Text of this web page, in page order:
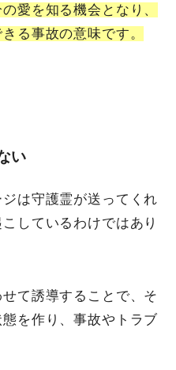
愛を知る機会となり、
る事故の意味です。
い
は守護霊が送ってくれ
しているわけではあり
て誘導することで、そ
を作り、事故やトラブ